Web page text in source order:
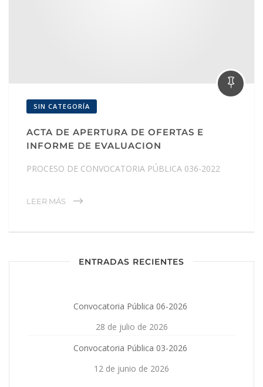
SIN CATEGORÍA
ACTA DE APERTURA DE OFERTAS E
INFORME DE EVALUACION
PROCESO DE CONVOCATORIA PÚBLICA 036-2022
LEER MÁS
ENTRADAS RECIENTES
Convocatoria Pública 06-2026
28 de julio de 2026
Convocatoria Pública 03-2026
12 de junio de 2026